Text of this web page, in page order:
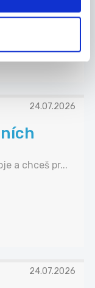
24.07.2026
a chceš pr...
24.07.2026